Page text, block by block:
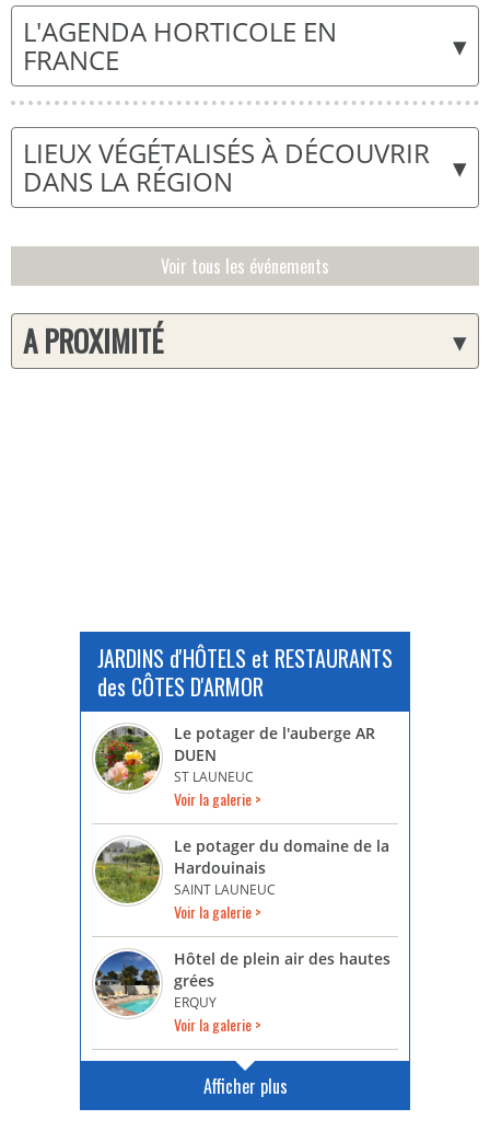
▾
L'AGENDA HORTICOLE EN
FRANCE
▾
LIEUX VÉGÉTALISÉS À DÉCOUVRIR
DANS LA RÉGION
Voir tous les événements
▾
A PROXIMITÉ
JARDINS d'HÔTELS et RESTAURANTS
des CÔTES D'ARMOR
Le potager de l'auberge AR
DUEN
ST LAUNEUC
Voir la galerie >
Le potager du domaine de la
Hardouinais
SAINT LAUNEUC
Voir la galerie >
Hôtel de plein air des hautes
grées
ERQUY
Voir la galerie >
Afficher plus